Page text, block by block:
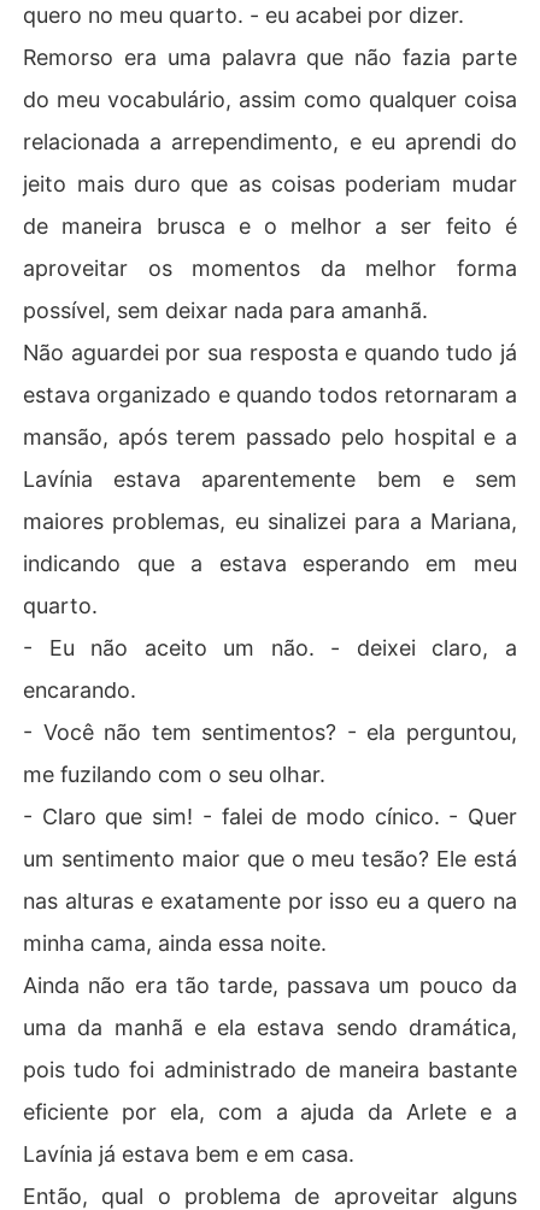
quero no meu quarto. - eu acabei por dizer.
Remorso era uma palavra que não fazia parte
do meu vocabulário, assim como qualquer coisa
relacionada a arrependimento, e eu aprendi do
jeito mais duro que as coisas poderiam mudar
de maneira brusca e o melhor a ser feito é
aproveitar os momentos da melhor forma
possível, sem deixar nada para amanhã.
Não aguardei por sua resposta e quando tudo já
estava organizado e quando todos retornaram a
mansão, após terem passado pelo hospital e a
Lavínia estava aparentemente bem e sem
maiores problemas, eu sinalizei para a Mariana,
indicando que a estava esperando em meu
quarto.
- Eu não aceito um não. - deixei claro, a
encarando.
- Você não tem sentimentos? - ela perguntou,
me fuzilando com o seu olhar.
- Claro que sim! - falei de modo cínico. - Quer
um sentimento maior que o meu tesão? Ele está
nas alturas e exatamente por isso eu a quero na
minha cama, ainda essa noite.
Ainda não era tão tarde, passava um pouco da
uma da manhã e ela estava sendo dramática,
pois tudo foi administrado de maneira bastante
eficiente por ela, com a ajuda da Arlete e a
Lavínia já estava bem e em casa.
Então, qual o problema de aproveitar alguns